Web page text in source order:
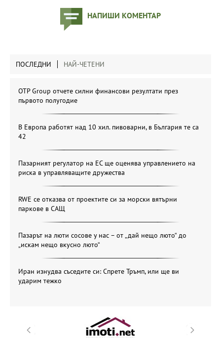
НАПИШИ КОМЕНТАР
ПОСЛЕДНИ НАЙ-ЧЕТЕНИ
OTP Group отчете силни финансови резултати през
първото полугодие
В Европа работят над 10 хил. пивоварни, в България те са
42
Пазарният регулатор на ЕС ще оценява управлението на
риска в управляващите дружества
RWE се отказва от проектите си за морски вятърни
паркове в САЩ
Пазарът на люти сосове у нас – от „дай нещо люто“ до
„искам нещо вкусно люто“
Иран изнудва съседите си: Спрете Тръмп, или ще ви
ударим тежко